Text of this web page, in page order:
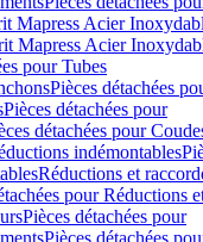
Mapress Acier
Mapress Acier
pour Tubes
Pièces détachées
Pièces détachées pour
détachées pour
indémontables
Réductions et
pour Réductions
Pièces détachées pour
Pièces détachées